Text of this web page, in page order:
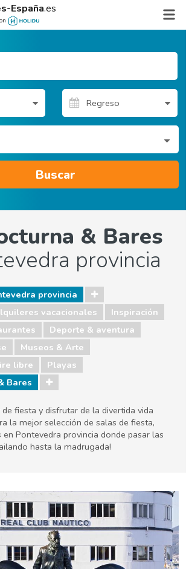
España.es
Buscar
& Bares
provincia
provincia
vacacionales
Inspiración
Deporte & aventura
Museos & Arte
libre
Playas
Bares
fiesta y disfrutar de la divertida vida
la mejor selección de salas de fiesta,
en Pontevedra provincia donde pasar las
hasta la madrugada!
Deporte & aventura
Museos & Arte
Playas
Bares